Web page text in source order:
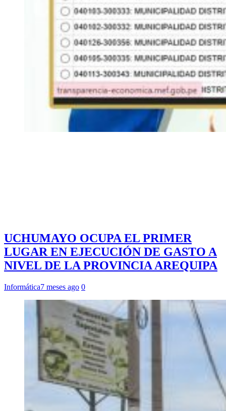
UCHUMAYO OCUPA EL PRIMER
LUGAR EN EJECUCIÓN DE GASTO A
NIVEL DE LA PROVINCIA AREQUIPA
Informática7 meses ago 0